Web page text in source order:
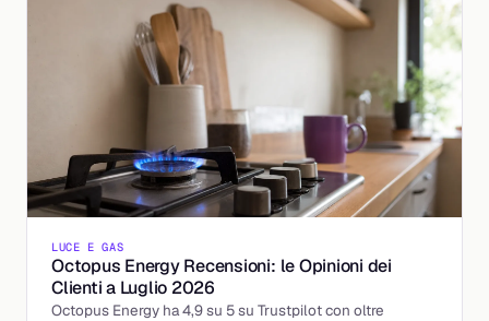
LUCE E GAS
Octopus Energy Recensioni: le Opinioni dei
Clienti a Luglio 2026
Octopus Energy ha 4,9 su 5 su Trustpilot con oltre